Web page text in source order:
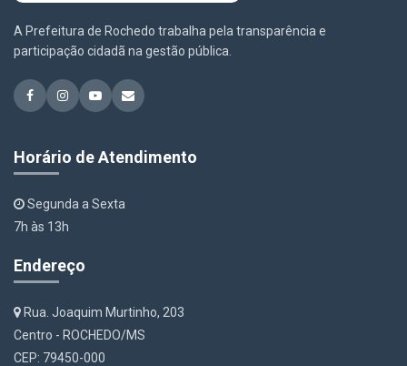
A Prefeitura de Rochedo trabalha pela transparência e
participação cidadã na gestão pública.
Horário de Atendimento
Segunda a Sexta
7h às 13h
Endereço
Rua. Joaquim Murtinho, 203
Centro - ROCHEDO/MS
CEP: 79450-000